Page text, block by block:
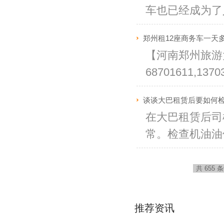
车也已经成为
郑州租12座商务车一天
【河南郑州旅
谈谈大巴租赁后要如何
在大巴租赁后
常。检查机油
共 655
推荐资讯